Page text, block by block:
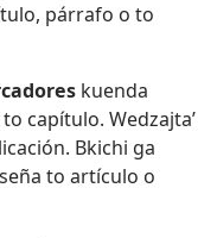
párrafo o to
kuenda
capítulo. Wedzajtaʼ
Bkichi ga
to artículo o